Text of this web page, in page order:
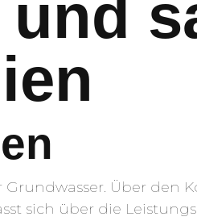
Über den
sich über die